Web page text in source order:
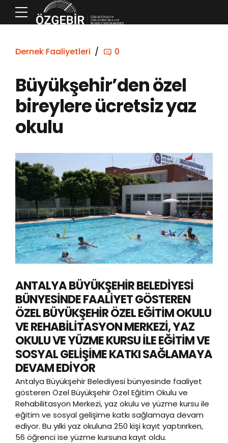
Dernek Faaliyetleri 0
Büyükşehir’den özel
bireylere ücretsiz yaz
okulu
ANTALYA BÜYÜKŞEHİR BELEDİYESİ
BÜNYESİNDE FAALİYET GÖSTEREN
ÖZEL BÜYÜKŞEHİR ÖZEL EĞİTİM OKULU
VE REHABİLİTASYON MERKEZİ, YAZ
OKULU VE YÜZME KURSU İLE EĞİTİM VE
SOSYAL GELİŞİME KATKI SAĞLAMAYA
DEVAM EDİYOR
Antalya Büyükşehir Belediyesi bünyesinde faaliyet
gösteren Özel Büyükşehir Özel Eğitim Okulu ve
Rehabilitasyon Merkezi, yaz okulu ve yüzme kursu ile
eğitim ve sosyal gelişime katkı sağlamaya devam
ediyor. Bu yılki yaz okuluna 250 kişi kayıt yaptırırken,
56 öğrenci ise yüzme kursuna kayıt oldu.